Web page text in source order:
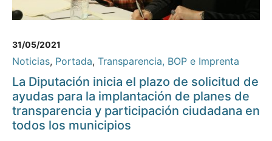
31/05/2021
Noticias, Portada, Transparencia, BOP e Imprenta
La Diputación inicia el plazo de solicitud de
ayudas para la implantación de planes de
transparencia y participación ciudadana en
todos los municipios